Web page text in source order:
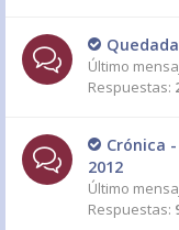
Último
Respuestas:
Crónica
2012
Último
Respuestas: